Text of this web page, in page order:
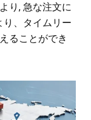
り, 急な注文に
り、タイムリー
ることができ